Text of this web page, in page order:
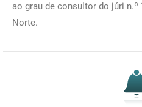
ao grau de consultor do júri
Norte.